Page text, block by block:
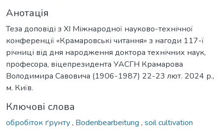
Анотація
Теза доповіді з ХІ Міжнародної науково-технічної
конференції «Крамаровські читання» з нагоди 117-ї
річниці від дня народження доктора технічних наук,
професора, віцепрезидента УАСГН Крамарова
Володимира Савовича (1906-1987) 22-23 лют. 2024 р.,
м. Київ.
Ключові слова
обробіток ґрунту, Bodenbearbeitung , soil cultivation